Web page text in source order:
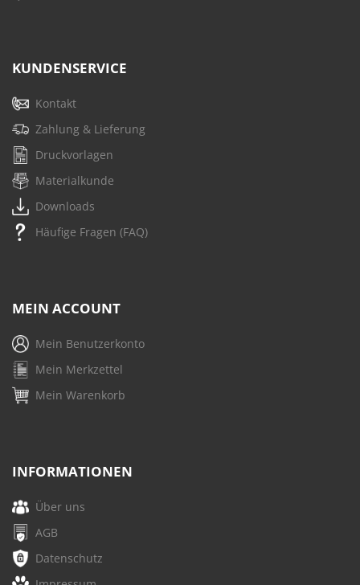
KUNDENSERVICE
Kontakt
Zahlung & Lieferung
Druckvorlagen
Materialkunde
Downloads
Häufige Fragen (FAQ)
MEIN ACCOUNT
Mein Benutzerkonto
Mein Merkzettel
Mein Warenkorb
INFORMATIONEN
Über uns
AGB
Datenschutz